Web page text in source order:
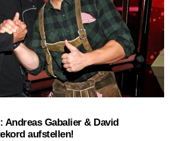
Andreas Gabalier & David
aufstellen!